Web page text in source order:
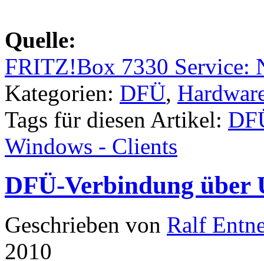
Quelle:
FRITZ!Box 7330 Service:
Kategorien: DFÜ,
Tags für diesen Artikel:
Windows - Clients
DFÜ-Verbindung über
Geschrieben von Ralf
2010